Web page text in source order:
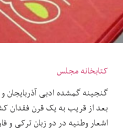
کتابخانه مجلس
گنجینه گمشده ادبی آذربایجان
بعد از قریب به یک قرن فقدان
اشعار وطنیه در دو زبان ترکی و